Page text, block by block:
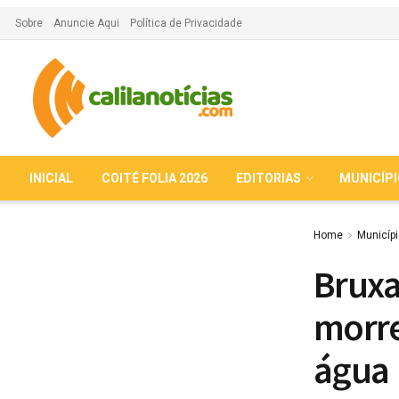
Sobre Anuncie Aqui Política de Privacidade
INICIAL COITÉ FOLIA 2026 EDITORIAS
Home
água